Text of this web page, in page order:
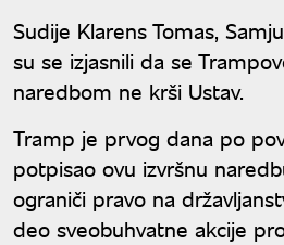
Sudije Klarens Tomas,
su se izjasnili da se
naredbom ne krši Ustav.
Tramp je prvog dana po
potpisao ovu izvršnu
ograniči pravo na
deo sveobuhvatne akcije